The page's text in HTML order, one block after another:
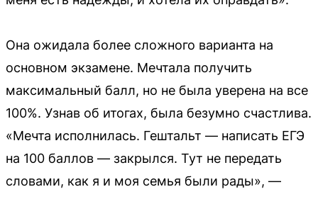
Она ожидала более сложного варианта на
основном экзамене. Мечтала получить
максимальный балл, но не была уверена на все
100%. Узнав об итогах, была безумно счастлива.
«Мечта исполнилась. Гештальт — написать ЕГЭ
на 100 баллов — закрылся. Тут не передать
словами, как я и моя семья были рады», —